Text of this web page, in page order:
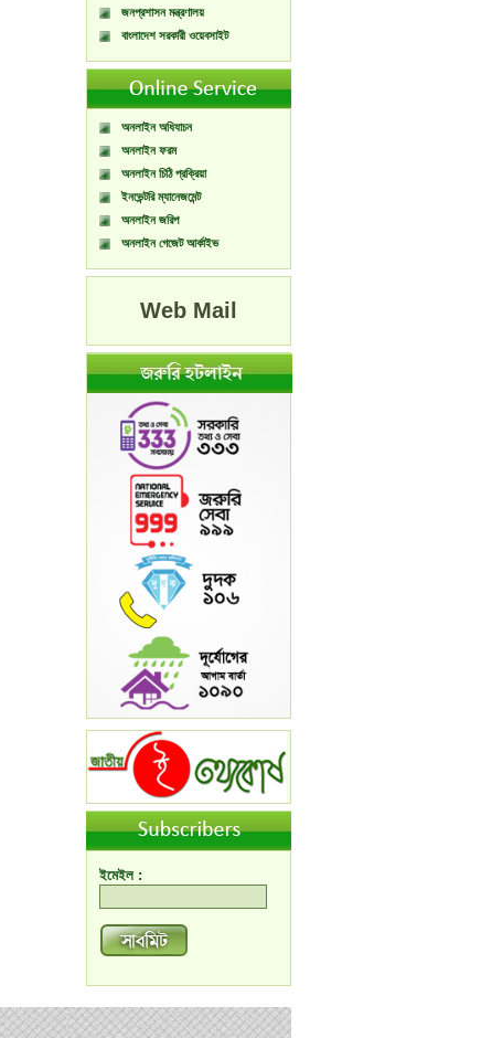
জনপ্রশাসন মন্ত্রণালয়
বাংলাদেশ সরকারী ওয়েবসাইট
অনলাইন অধিযাচন
অনলাইন ফরম
অনলাইন চিঠি প্রক্রিয়া
ইনভেন্টরি ম্যানেজমেন্ট
অনলাইন জরিপ
অনলাইন গেজেট আর্কাইভ
Web Mail
ইমেইল :